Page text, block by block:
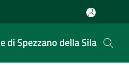
di Spezzano della Sila